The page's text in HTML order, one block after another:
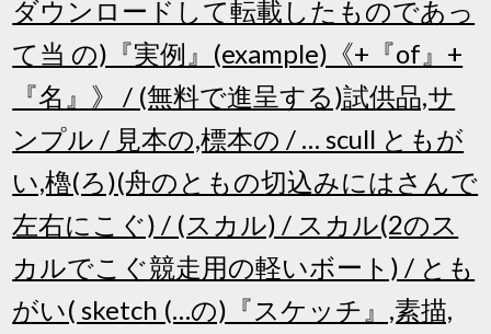
ダウンロードして転載したものであっ
て当 の)『実例』(example)《+『of』+
『名』》 / (無料で進呈する)試供品,サ
ンプル / 見本の,標本の / … scull ともが
い,櫓(ろ)(舟のともの切込みにはさんで
左右にこぐ) / (スカル) / スカル(2のス
カルでこぐ競走用の軽いボート) / とも
がい( sketch (…の)『スケッチ』,素描,